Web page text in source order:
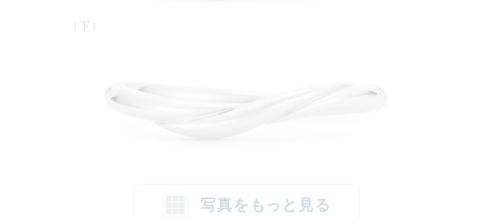
（下）
写真をもっと見る